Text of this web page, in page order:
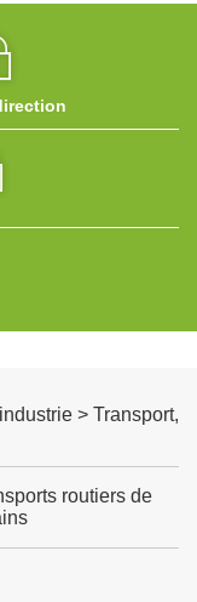
> Transport,
routiers de